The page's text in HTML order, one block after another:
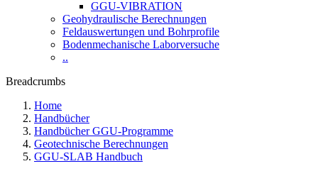
GGU-VIBRATION
Geohydraulische Berechnungen
Feldauswertungen und Bohrprofile
Bodenmechanische Laborversuche
..
Breadcrumbs
Home
Handbücher
Handbücher GGU-Programme
Geotechnische Berechnungen
GGU-SLAB Handbuch